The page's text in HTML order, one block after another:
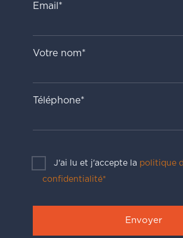
Email*
Votre nom*
Téléphone*
J'ai lu et j'accepte la politique
confidentialité*